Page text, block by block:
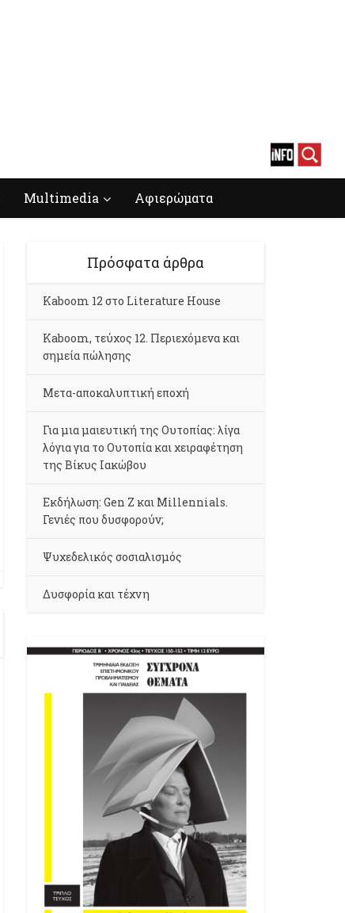
Multimedia Αφιερώματα
Πρόσφατα άρθρα
Kaboom 12 στο Literature House
Kaboom, τεύχος 12. Περιεχόμενα και
σημεία πώλησης
Μετα-αποκαλυπτική εποχή
Για μια μαιευτική της Ουτοπίας: λίγα
λόγια για το Ουτοπία και χειραφέτηση
της Βίκυς Ιακώβου
Εκδήλωση: Gen Z και Millennials.
Γενιές που δυσφορούν;
Ψυχεδελικός σοσιαλισμός
Δυσφορία και τέχνη